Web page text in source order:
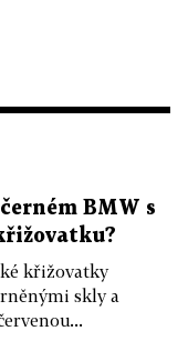
BMW s
křižovatky
skly a